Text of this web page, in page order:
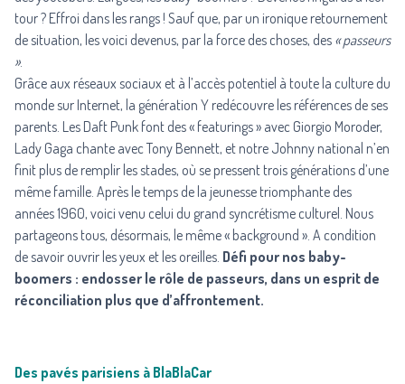
tour ? Effroi dans les rangs ! Sauf que, par un ironique retournement
de situation, les voici devenus, par la force des choses, des « passeurs
».
Grâce aux réseaux sociaux et à l’accès potentiel à toute la culture du
monde sur Internet, la génération Y redécouvre les références de ses
parents. Les Daft Punk font des « featurings » avec Giorgio Moroder,
Lady Gaga chante avec Tony Bennett, et notre Johnny national n’en
finit plus de remplir les stades, où se pressent trois générations d’une
même famille. Après le temps de la jeunesse triomphante des
années 1960, voici venu celui du grand syncrétisme culturel. Nous
partageons tous, désormais, le même « background ». A condition
de savoir ouvrir les yeux et les oreilles. Défi pour nos baby-
boomers : endosser le rôle de passeurs, dans un esprit de
réconciliation plus que d’affrontement.
Des pavés parisiens à BlaBlaCar